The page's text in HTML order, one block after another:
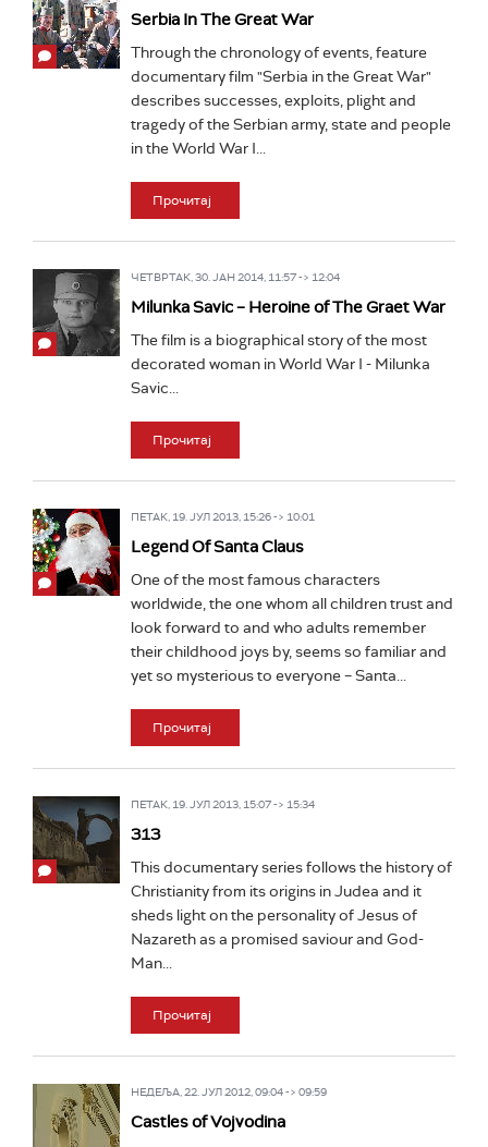
Serbia In The Great War
Through the chronology of events, feature
documentary film "Serbia in the Great War"
describes successes, exploits, plight and
tragedy of the Serbian army, state and people
in the World War I...
Прочитај
ЧЕТВРТАК, 30. ЈАН 2014, 11:57 -> 12:04
Milunka Savic – Heroine of The Graet War
The film is a biographical story of the most
decorated woman in World War I - Milunka
Savic...
Прочитај
ПЕТАК, 19. ЈУЛ 2013, 15:26 -> 10:01
Legend Of Santa Claus
One of the most famous characters
worldwide, the one whom all children trust and
look forward to and who adults remember
their childhood joys by, seems so familiar and
yet so mysterious to everyone – Santa...
Прочитај
ПЕТАК, 19. ЈУЛ 2013, 15:07 -> 15:34
313
This documentary series follows the history of
Christianity from its origins in Judea and it
sheds light on the personality of Jesus of
Nazareth as a promised saviour and God-
Man...
Прочитај
НЕДЕЉА, 22. ЈУЛ 2012, 09:04 -> 09:59
Castles of Vojvodina